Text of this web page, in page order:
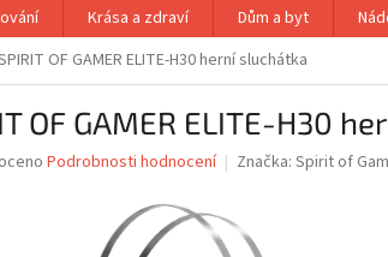
Krása a zdraví Dům a byt
OF GAMER ELITE-H30 herní sluchátka
OF GAMER ELITE-H30
Podrobnosti hodnocení Značka: Spirit of